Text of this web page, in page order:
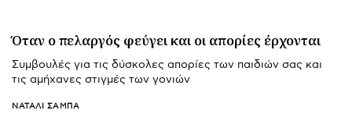
Όταν ο πελαργός φεύγει και οι απορίες έρχονται
Συμβουλές για τις δύσκολες απορίες των παιδιών σας και
τις αμήχανες στιγμές των γονιών
ΝΑΤΑΛΊ ΣΑΜΠΆ